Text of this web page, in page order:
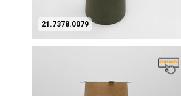
21.7378.0079